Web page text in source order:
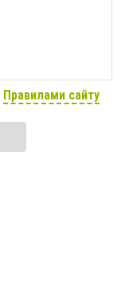
Правилами сайту